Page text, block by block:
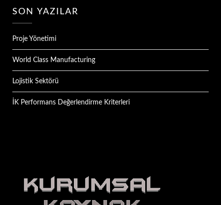
SON YAZILAR
Proje Yönetimi
World Class Manufacturing
Lojistik Sektörü
İK Performans Değerlendirme Kriterleri